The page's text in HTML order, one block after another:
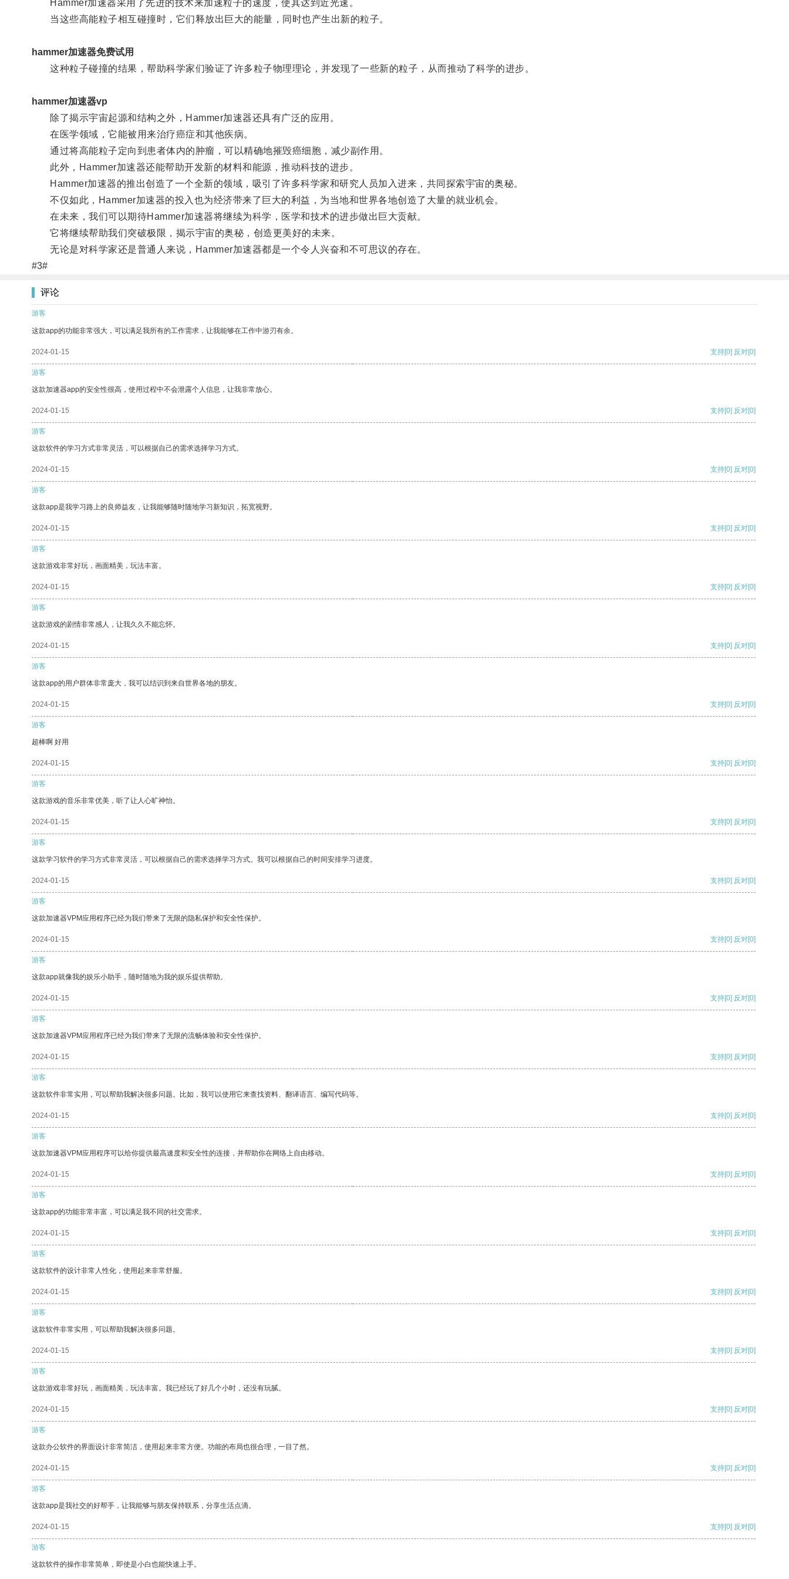
Hammer加速器采用了先进的技术来加速粒子的速度，使其达到近光速。
当这些高能粒子相互碰撞时，它们释放出巨大的能量，同时也产生出新的粒子。
hammer加速器免费试用
这种粒子碰撞的结果，帮助科学家们验证了许多粒子物理理论，并发现了一些新的粒子，从而推动了科学的进步。
hammer加速器vp
除了揭示宇宙起源和结构之外，Hammer加速器还具有广泛的应用。
在医学领域，它能被用来治疗癌症和其他疾病。
通过将高能粒子定向到患者体内的肿瘤，可以精确地摧毁癌细胞，减少副作用。
此外，Hammer加速器还能帮助开发新的材料和能源，推动科技的进步。
Hammer加速器的推出创造了一个全新的领域，吸引了许多科学家和研究人员加入进来，共同探索宇宙的奥秘。
不仅如此，Hammer加速器的投入也为经济带来了巨大的利益，为当地和世界各地创造了大量的就业机会。
在未来，我们可以期待Hammer加速器将继续为科学，医学和技术的进步做出巨大贡献。
它将继续帮助我们突破极限，揭示宇宙的奥秘，创造更美好的未来。
无论是对科学家还是普通人来说，Hammer加速器都是一个令人兴奋和不可思议的存在。
#3#
评论
游客
这款app的功能非常强大，可以满足我所有的工作需求，让我能够在工作中游刃有余。
2024-01-15 支持[0] 反对[0]
游客
这款加速器app的安全性很高，使用过程中不会泄露个人信息，让我非常放心。
2024-01-15 支持[0] 反对[0]
游客
这款软件的学习方式非常灵活，可以根据自己的需求选择学习方式。
2024-01-15 支持[0] 反对[0]
游客
这款app是我学习路上的良师益友，让我能够随时随地学习新知识，拓宽视野。
2024-01-15 支持[0] 反对[0]
游客
这款游戏非常好玩，画面精美，玩法丰富。
2024-01-15 支持[0] 反对[0]
游客
这款游戏的剧情非常感人，让我久久不能忘怀。
2024-01-15 支持[0] 反对[0]
游客
这款app的用户群体非常庞大，我可以结识到来自世界各地的朋友。
2024-01-15 支持[0] 反对[0]
游客
超棒啊 好用
2024-01-15 支持[0] 反对[0]
游客
这款游戏的音乐非常优美，听了让人心旷神怡。
2024-01-15 支持[0] 反对[0]
游客
这款学习软件的学习方式非常灵活，可以根据自己的需求选择学习方式。我可以根据自己的时间安排学习进度。
2024-01-15 支持[0] 反对[0]
游客
这款加速器VPM应用程序已经为我们带来了无限的隐私保护和安全性保护。
2024-01-15 支持[0] 反对[0]
游客
这款app就像我的娱乐小助手，随时随地为我的娱乐提供帮助。
2024-01-15 支持[0] 反对[0]
游客
这款加速器VPM应用程序已经为我们带来了无限的流畅体验和安全性保护。
2024-01-15 支持[0] 反对[0]
游客
这款软件非常实用，可以帮助我解决很多问题。比如，我可以使用它来查找资料、翻译语言、编写代码等。
2024-01-15 支持[0] 反对[0]
游客
这款加速器VPM应用程序可以给你提供最高速度和安全性的连接，并帮助你在网络上自由移动。
2024-01-15 支持[0] 反对[0]
游客
这款app的功能非常丰富，可以满足我不同的社交需求。
2024-01-15 支持[0] 反对[0]
游客
这款软件的设计非常人性化，使用起来非常舒服。
2024-01-15 支持[0] 反对[0]
游客
这款软件非常实用，可以帮助我解决很多问题。
2024-01-15 支持[0] 反对[0]
游客
这款游戏非常好玩，画面精美，玩法丰富。我已经玩了好几个小时，还没有玩腻。
2024-01-15 支持[0] 反对[0]
游客
这款办公软件的界面设计非常简洁，使用起来非常方便。功能的布局也很合理，一目了然。
2024-01-15 支持[0] 反对[0]
游客
这款app是我社交的好帮手，让我能够与朋友保持联系，分享生活点滴。
2024-01-15 支持[0] 反对[0]
游客
这款软件的操作非常简单，即使是小白也能快速上手。